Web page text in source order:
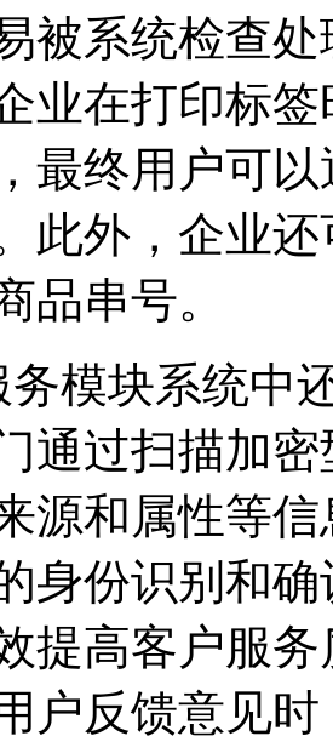
被系统检查
业在打印标
最终用户可
此外，企业
品串号。
务模块系统中
通过扫描加
源和属性等
身份识别和
提高客户服
户反馈意见